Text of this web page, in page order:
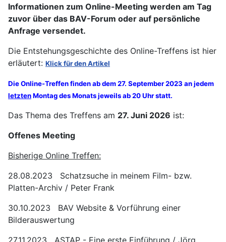
Informationen zum Online-Meeting werden am Tag
zuvor über das BAV-Forum oder auf persönliche
Anfrage versendet.
Die Entstehungsgeschichte des Online-Treffens ist hier
erläutert: Klick für den Artikel
Die Online-Treffen finden ab dem 27. September 2023 an jedem
letztenMontag des Monats jeweils ab 20 Uhr statt.
Das Thema des Treffens am 27. Juni 2026 ist:
Offenes Meeting
Bisherige Online Treffen:
28.08.2023 Schatzsuche in meinem Film- bzw.
Platten-Archiv / Peter Frank
30.10.2023 BAV Website & Vorführung einer
Bilderauswertung
27.11.2023 ASTAP - Eine erste Einführung / Jörg